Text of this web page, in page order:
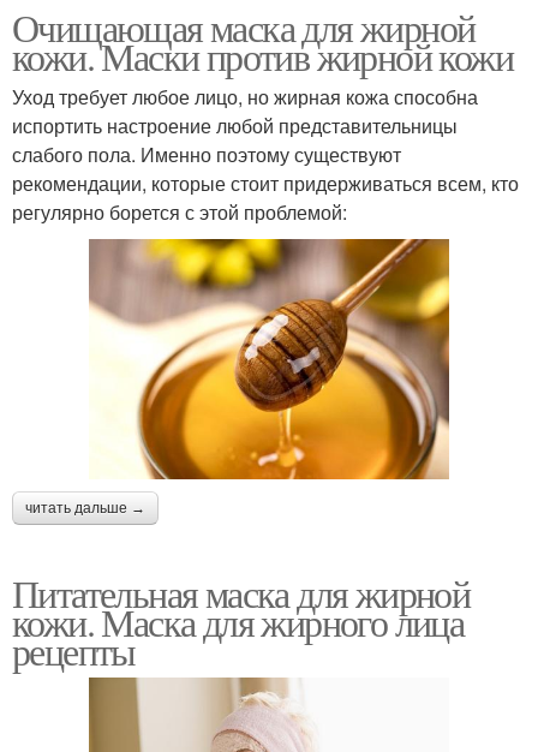
Очищающая маска для жирной
кожи. Маски против жирной кожи
Уход требует любое лицо, но жирная кожа способна
испортить настроение любой представительницы
слабого пола. Именно поэтому существуют
рекомендации, которые стоит придерживаться всем, кто
регулярно борется с этой проблемой:
читать дальше →
Питательная маска для жирной
кожи. Маска для жирного лица
рецепты